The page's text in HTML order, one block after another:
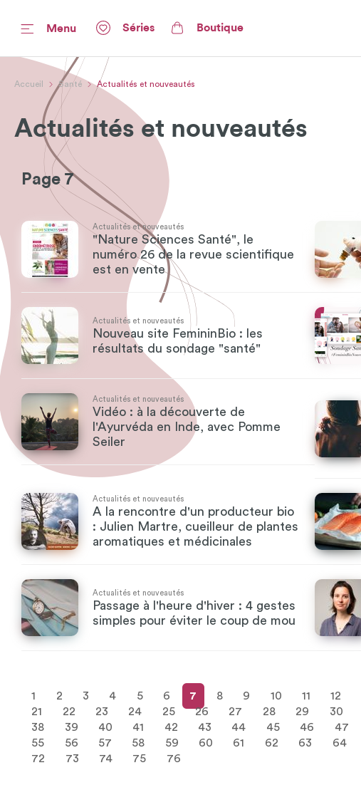
Menu Séries Boutique
Accueil Santé Actualités et nouveautés
Actualités et nouveautés
Page 7
Actualités et nouveautés
"Nature Sciences Santé", le
numéro 26 de la revue scientifique
est en vente
Actualités et nouveautés
Nouveau site FemininBio : les
résultats du sondage "santé"
Actualités et nouveautés
Vidéo : à la découverte de
l'Ayurvéda en Inde, avec Pomme
Seiler
Actualités et nouveautés
A la rencontre d'un producteur bio
: Julien Martre, cueilleur de plantes
aromatiques et médicinales
Actualités et nouveautés
Passage à l'heure d'hiver : 4 gestes
simples pour éviter le coup de mou
1 2 3 4 5 6 7 8 9 10 11 12
21
22 23 24 25 26 27 28 29 30
38
39 40 41 42 43 44 45 46 47
55
56 57 58 59 60 61 62 63 64
72
73 74 75 76